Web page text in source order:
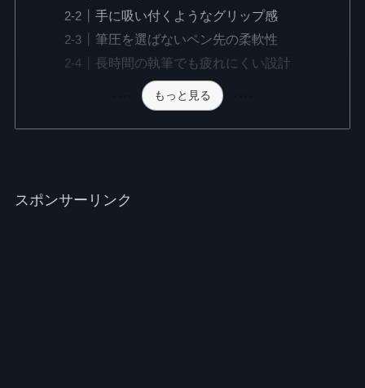
手に吸い付くようなグリップ感
筆圧を選ばないペン先の柔軟性
長時間の執筆でも疲れにくい設計
もっと見る
スポンサーリンク